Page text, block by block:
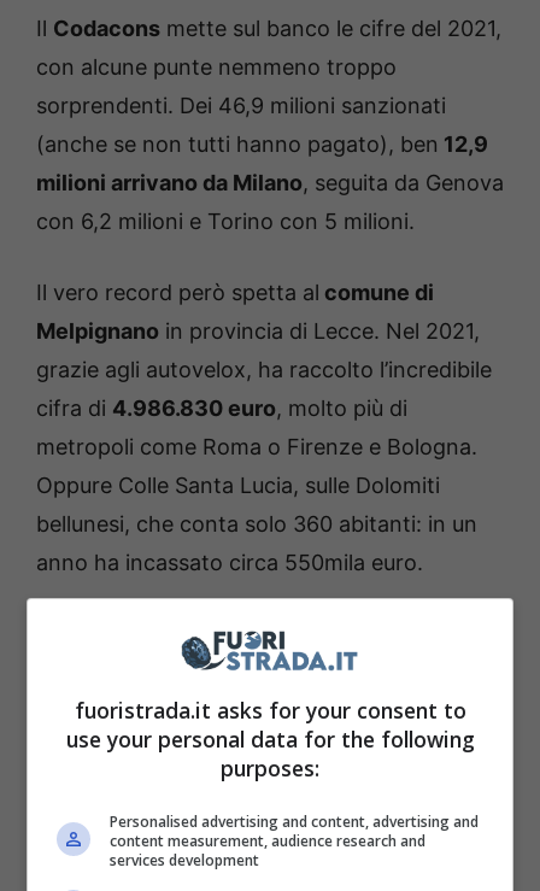
Il Codacons mette sul banco le cifre del 2021,
con alcune punte nemmeno troppo
sorprendenti. Dei 46,9 milioni sanzionati
(anche se non tutti hanno pagato), ben 12,9
milioni arrivano da Milano, seguita da Genova
con 6,2 milioni e Torino con 5 milioni.
Il vero record però spetta al comune di
Melpignano in provincia di Lecce. Nel 2021,
grazie agli autovelox, ha raccolto l’incredibile
cifra di 4.986.830 euro, molto più di
metropoli come Roma o Firenze e Bologna.
Oppure Colle Santa Lucia, sulle Dolomiti
bellunesi, che conta solo 360 abitanti: in un
anno ha incassato circa 550mila euro.
fuoristrada.it asks for your consent to
use your personal data for the following
purposes:
Personalised advertising and content, advertising and
content measurement, audience research and
services development